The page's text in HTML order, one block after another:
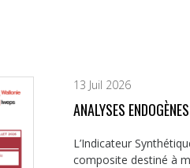
13 Juil 2026
ANALYSES
L’Indicateur
composite destiné à